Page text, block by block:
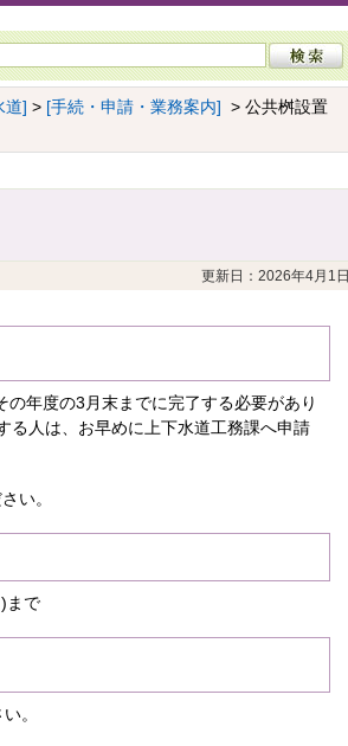
道] > [手続・申請・業務案内] > 公共桝設置
更新日：2026年4月1日
年度の3月末までに完了する必要があり
る人は、お早めに上下水道工務課へ申請
い。
まで
。